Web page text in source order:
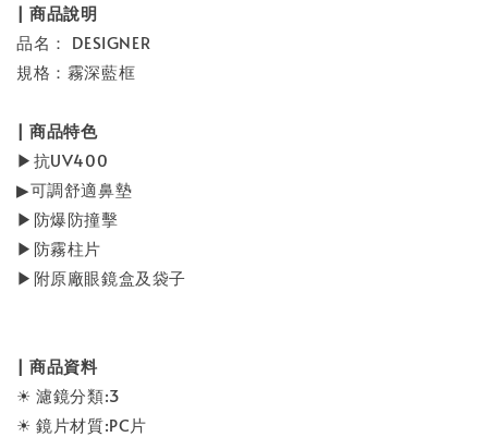
| 商品說明
品名： DESIGNER
規格：霧深藍框
| 商品特色
▶抗UV400
▶可調舒適鼻墊
▶防爆防撞擊
▶防霧柱片
▶附原廠眼鏡盒及袋子
| 商品資料
☀ 濾鏡分類:3
☀ 鏡片材質:PC片